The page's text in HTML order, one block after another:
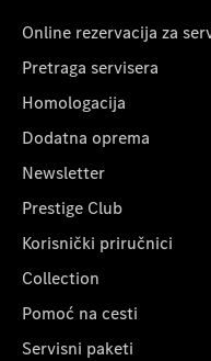
Online rezervacija za
Pretraga servisera
Homologacija
Dodatna oprema
Newsletter
Prestige Club
Korisnički priručnici
Collection
Pomoć na cesti
Servisni paketi